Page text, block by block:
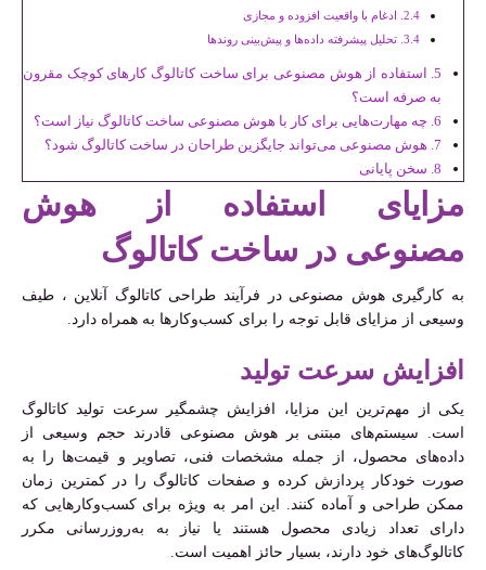
ادغام با واقعیت افزوده و مجازی
تحلیل پیشرفته داده‌ها و پیش‌بینی روندها
استفاده از هوش مصنوعی برای ساخت کاتالوگ کارهای کوچک مقرون
به صرفه است؟
چه مهارت‌هایی برای کار با هوش مصنوعی ساخت کاتالوگ نیاز است؟
هوش مصنوعی می‌تواند جایگزین طراحان در ساخت کاتالوگ شود؟
سخن پایانی
مزایای استفاده از هوش
مصنوعی در ساخت کاتالوگ
به کارگیری هوش مصنوعی در فرآیند طراحی کاتالوگ آنلاین ، طیف
وسیعی از مزایای قابل توجه را برای کسب‌وکارها به همراه دارد.
افزایش سرعت تولید
یکی از مهم‌ترین این مزایا، افزایش چشمگیر سرعت تولید کاتالوگ
است. سیستم‌های مبتنی بر هوش مصنوعی قادرند حجم وسیعی از
داده‌های محصول، از جمله مشخصات فنی، تصاویر و قیمت‌ها را به
صورت خودکار پردازش کرده و صفحات کاتالوگ را در کمترین زمان
ممکن طراحی و آماده کنند. این امر به ویژه برای کسب‌وکارهایی که
دارای تعداد زیادی محصول هستند یا نیاز به به‌روزرسانی مکرر
کاتالوگ‌های خود دارند، بسیار حائز اهمیت است.